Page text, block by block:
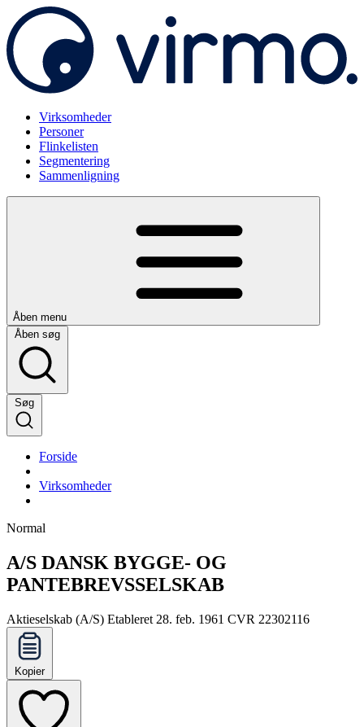
Virksomheder
Personer
Flinkelisten
Segmentering
Sammenligning
Åben menu
Åben søg
Søg
Forside
Virksomheder
Normal
A/S DANSK BYGGE- OG
PANTEBREVSSELSKAB
Aktieselskab (A/S) Etableret 28. feb. 1961 CVR 22302116
Kopier